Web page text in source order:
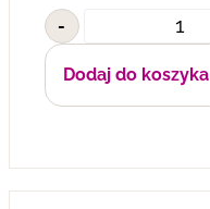
-
Dodaj do koszyka